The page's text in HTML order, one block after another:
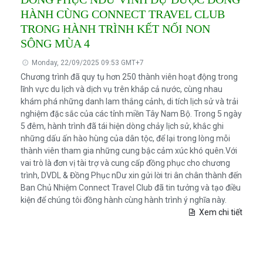
HÀNH CÙNG CONNECT TRAVEL CLUB
TRONG HÀNH TRÌNH KẾT NỐI NON
SÔNG MÙA 4
Monday, 22/09/2025 09:53 GMT+7
Chương trình đã quy tụ hơn 250 thành viên hoạt động trong
lĩnh vực du lịch và dịch vụ trên khắp cả nước, cùng nhau
khám phá những danh lam thắng cảnh, di tích lịch sử và trải
nghiệm đặc sắc của các tỉnh miền Tây Nam Bộ. Trong 5 ngày
5 đêm, hành trình đã tái hiện dòng chảy lịch sử, khắc ghi
những dấu ấn hào hùng của dân tộc, để lại trong lòng mỗi
thành viên tham gia những cung bậc cảm xúc khó quên.Với
vai trò là đơn vị tài trợ và cung cấp đồng phục cho chương
trình, DVDL & Đồng Phục nDư xin gửi lời tri ân chân thành đến
Ban Chủ Nhiệm Connect Travel Club đã tin tưởng và tạo điều
kiện để chúng tôi đồng hành cùng hành trình ý nghĩa này.
Xem chi tiết